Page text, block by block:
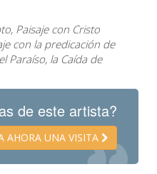
Paisaje con Cristo
con la predicación de
Paraíso, la Caída de
de este artista?
AHORA UNA VISITA